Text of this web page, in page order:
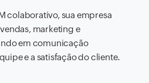
colaborativo, sua empresa
marketing e
em comunicação
e a satisfação do cliente.